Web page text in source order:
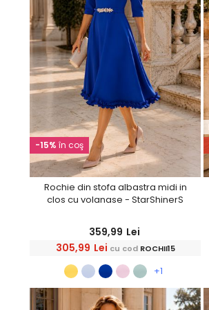
-15% în coş
Rochie din stofa albastra midi in
clos cu volanase - StarShinerS
359,99 Lei
305,99 Lei cu cod ROCHII15
+1